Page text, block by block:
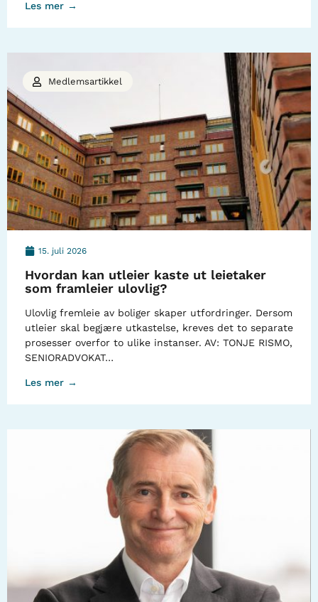
Les mer →
15. juli 2026
Hvordan kan utleier kaste ut leietaker
som framleier ulovlig?
Ulovlig fremleie av boliger skaper utfordringer. Dersom
utleier skal begjære utkastelse, kreves det to separate
prosesser overfor to ulike instanser. AV: TONJE RISMO,
SENIORADVOKAT…
Les mer →
Medlemsartikkel